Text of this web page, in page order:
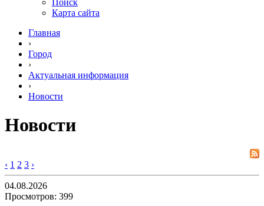
Поиск
Карта сайта
Главная
›
Город
›
Актуальная информация
›
Новости
Новости
‹ 1 2 3 ›
04.08.2026
Просмотров: 399